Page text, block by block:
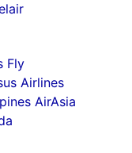
Fly
Airlines
AirAsia